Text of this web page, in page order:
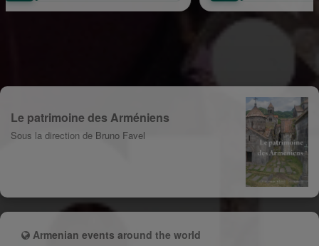
Le patrimoine des Arméniens
Sous la direction de Bruno Favel
Armenian events around the world